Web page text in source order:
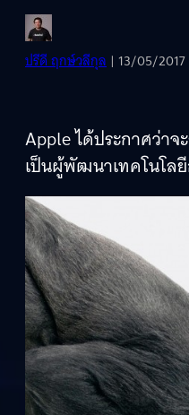
ปรีดี ฤกษ์วลีกุล | 13/05/2017
Apple ได้ประกาศว่า
เป็นผู้พัฒนาเทคโนโล